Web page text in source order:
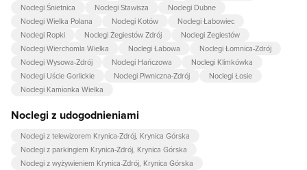
Noclegi Śnietnica
Noclegi Stawisza
Noclegi Dubne
Noclegi Wielka Polana
Noclegi Kotów
Noclegi Łabowiec
Noclegi Ropki
Noclegi Żegiestów Zdrój
Noclegi Żegiestów
Noclegi Wierchomla Wielka
Noclegi Łabowa
Noclegi Łomnica-Zdrój
Noclegi Wysowa-Zdrój
Noclegi Hańczowa
Noclegi Klimkówka
Noclegi Uście Gorlickie
Noclegi Piwniczna-Zdrój
Noclegi Łosie
Noclegi Kamionka Wielka
Noclegi z udogodnieniami
Noclegi z telewizorem Krynica-Zdrój, Krynica Górska
Noclegi z parkingiem Krynica-Zdrój, Krynica Górska
Noclegi z wyżywieniem Krynica-Zdrój, Krynica Górska